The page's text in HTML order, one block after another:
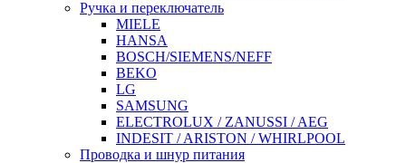
Ручка и переключатель
MIELE
HANSA
BOSCH/SIEMENS/NEFF
BEKO
LG
SAMSUNG
ELECTROLUX / ZANUSSI / AEG
INDESIT / ARISTON / WHIRLPOOL
Проводка и шнур питания